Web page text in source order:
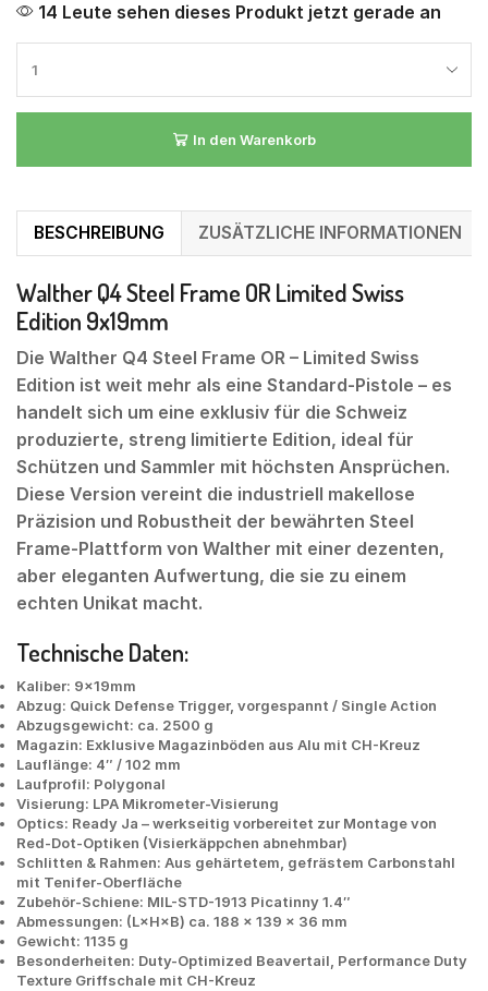
14 Leute sehen dieses Produkt jetzt gerade an
In den Warenkorb
BESCHREIBUNG ZUSÄTZLICHE INFORMATIONEN
Walther Q4 Steel Frame OR Limited Swiss
Edition 9x19mm
Die Walther Q4 Steel Frame OR – Limited Swiss
Edition ist weit mehr als eine Standard-Pistole – es
handelt sich um eine exklusiv für die Schweiz
produzierte, streng limitierte Edition, ideal für
Schützen und Sammler mit höchsten Ansprüchen.
Diese Version vereint die industriell makellose
Präzision und Robustheit der bewährten Steel
Frame-Plattform von Walther mit einer dezenten,
aber eleganten Aufwertung, die sie zu einem
echten Unikat macht.
Technische Daten:
Kaliber: 9x19mm
Abzug: Quick Defense Trigger, vorgespannt / Single Action
Abzugsgewicht: ca. 2500 g
Magazin: Exklusive Magazinböden aus Alu mit CH-Kreuz
Lauflänge: 4″ / 102 mm
Laufprofil: Polygonal
Visierung: LPA Mikrometer-Visierung
Optics: Ready Ja – werkseitig vorbereitet zur Montage von
Red-Dot-Optiken (Visierkäppchen abnehmbar)
Schlitten & Rahmen: Aus gehärtetem, gefrästem Carbonstahl
mit Tenifer-Oberfläche
Zubehör-Schiene: MIL-STD-1913 Picatinny 1.4″
Abmessungen: (L×H×B) ca. 188 × 139 × 36 mm
Gewicht: 1135 g
Besonderheiten: Duty-Optimized Beavertail, Performance Duty
Texture Griffschale mit CH-Kreuz